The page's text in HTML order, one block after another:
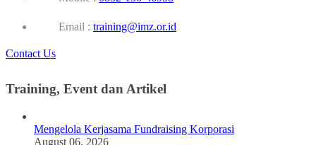
Email : training@imz.or.id
Contact Us
Training, Event dan Artikel
Mengelola Kerjasama Fundraising Korporasi
August 06, 2026